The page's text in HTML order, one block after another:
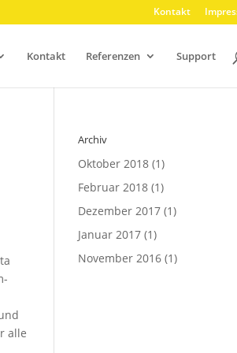
Kontakt
Kontakt Referenzen Support
alle
Archiv
Oktober 2018(1)
Februar 2018(1)
Dezember 2017(1)
Januar 2017(1)
November 2016(1)